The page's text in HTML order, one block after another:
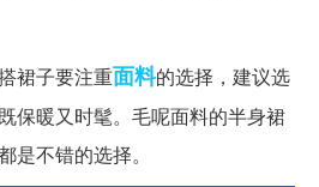
裙子要注重面料的选择，建议选
保暖又时髦。毛呢面料的半身裙
是不错的选择。